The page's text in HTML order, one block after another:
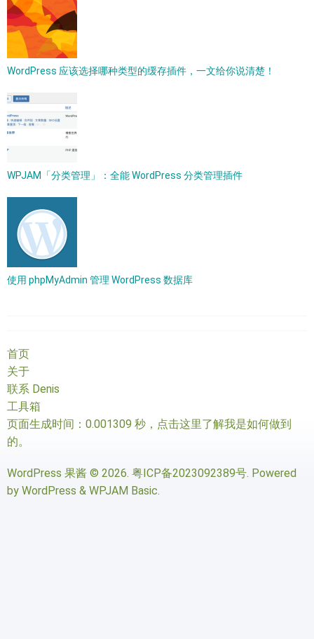
WordPress 应该选择哪种类型的缓存插件，一文给你说清楚！
WPJAM「分类管理」：全能 WordPress 分类管理插件
使用 phpMyAdmin 管理 WordPress 数据库
首页
关于
联系 Denis
工具箱
页面生成时间：0.001309 秒， 点击这里了解我是如何做到
的。
WordPress 果酱 © 2026. 粤ICP备2023092389号. Powered
by WordPress & WPJAM Basic.